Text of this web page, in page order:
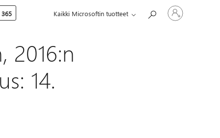
Kaikki Microsoftin tuotteet
Kirjaudu
sisään
tilille
2016:n
14.